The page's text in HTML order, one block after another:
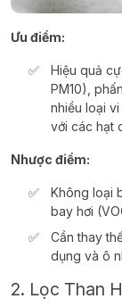
Ưu điểm:
Hiệu quả
PM10),
nhiều loại
với các hạt
Nhược điểm:
Không loại
bay hơi
Cần thay
dụng và ô
2. Lọc Than